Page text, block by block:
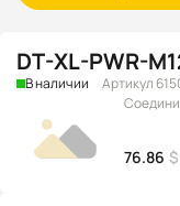
DT-XL-PWR-
В наличии
Артикул
76.86 $